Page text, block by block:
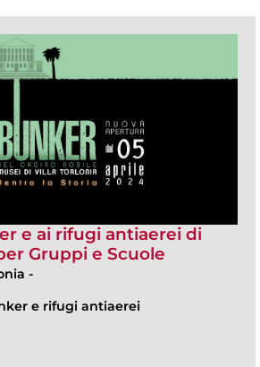
e ai rifugi antiaerei di
Gruppi e Scuole
-
e rifugi antiaerei